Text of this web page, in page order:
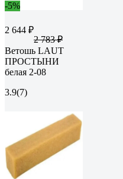
-5%
2 644 ₽
2 783 ₽
Ветошь LAUT
ПРОСТЫНИ
белая 2-08
3.9(7)